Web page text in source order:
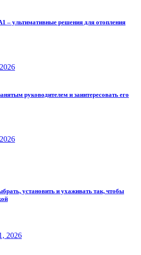
– ультимативные решения для отопления
руководителем и заинтересовать его
установить и ухаживать так, чтобы
2026